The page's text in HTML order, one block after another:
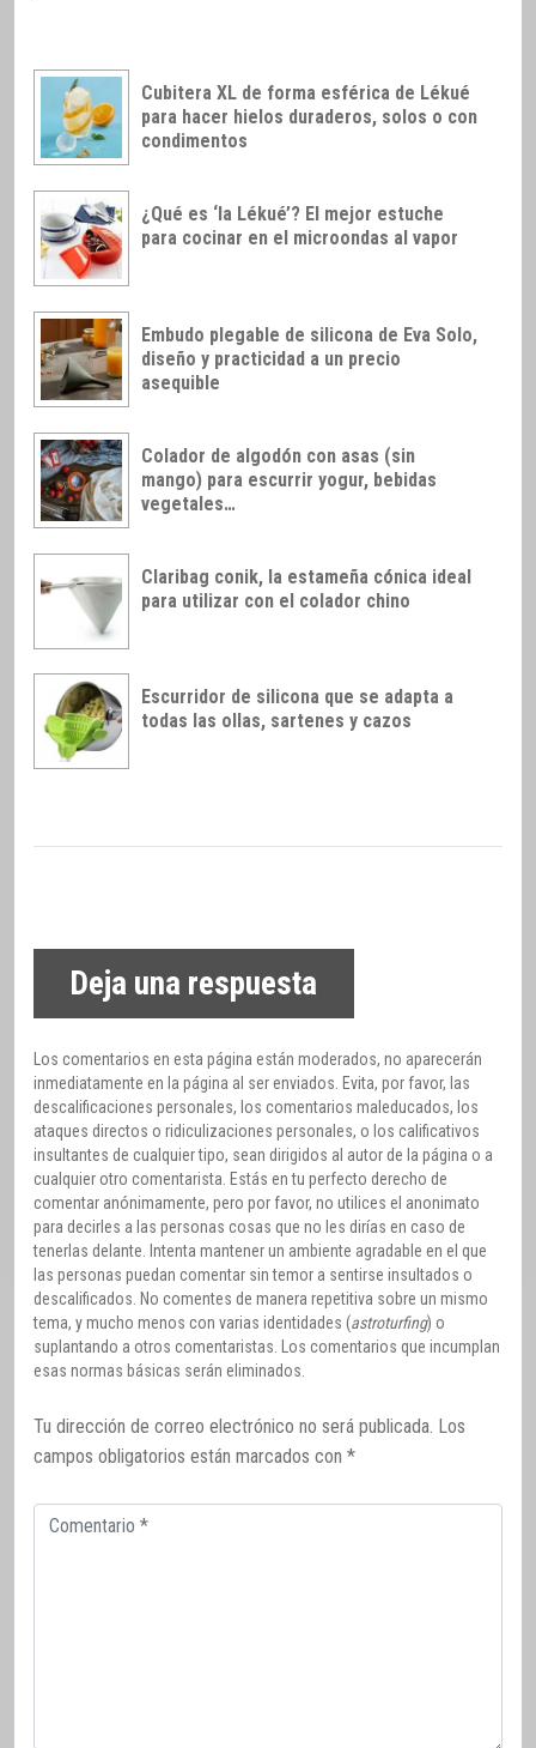
Cubitera XL de forma esférica de Lékué
para hacer hielos duraderos, solos o con
condimentos
¿Qué es ‘la Lékué’? El mejor estuche
para cocinar en el microondas al vapor
Embudo plegable de silicona de Eva Solo,
diseño y practicidad a un precio
asequible
Colador de algodón con asas (sin
mango) para escurrir yogur, bebidas
vegetales…
Claribag conik, la estameña cónica ideal
para utilizar con el colador chino
Escurridor de silicona que se adapta a
todas las ollas, sartenes y cazos
Deja una respuesta
Los comentarios en esta página están moderados, no aparecerán
inmediatamente en la página al ser enviados. Evita, por favor, las
descalificaciones personales, los comentarios maleducados, los
ataques directos o ridiculizaciones personales, o los calificativos
insultantes de cualquier tipo, sean dirigidos al autor de la página o a
cualquier otro comentarista. Estás en tu perfecto derecho de
comentar anónimamente, pero por favor, no utilices el anonimato
para decirles a las personas cosas que no les dirías en caso de
tenerlas delante. Intenta mantener un ambiente agradable en el que
las personas puedan comentar sin temor a sentirse insultados o
descalificados. No comentes de manera repetitiva sobre un mismo
tema, y mucho menos con varias identidades (astroturfing) o
suplantando a otros comentaristas. Los comentarios que incumplan
esas normas básicas serán eliminados.
Tu dirección de correo electrónico no será publicada. Los
campos obligatorios están marcados con *
Comentario